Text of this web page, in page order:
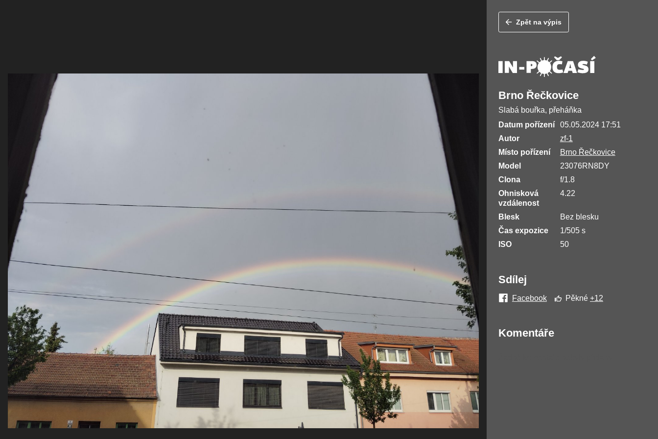
Zpět na výpis
Brno Řečkovice
Slabá bouřka, přeháňka
Datum pořízení
05.05.2024 17:51
Autor
zf-1
Místo pořízení
Brno Řečkovice
Model
23076RN8DY
Clona
f/1.8
Ohnisková
vzdálenost
4.22
Blesk
Bez blesku
Čas expozice
1/505 s
ISO
50
Sdílej
Facebook Pěkné +12
Komentáře